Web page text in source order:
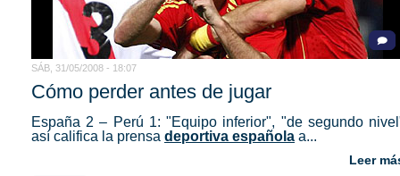
SÁB, 31/05/2008 - 18:07
Cómo perder antes de jugar
España 2 – Perú 1: "Equipo inferior", "de segundo
así califica la prensa deportiva española a...
Leer